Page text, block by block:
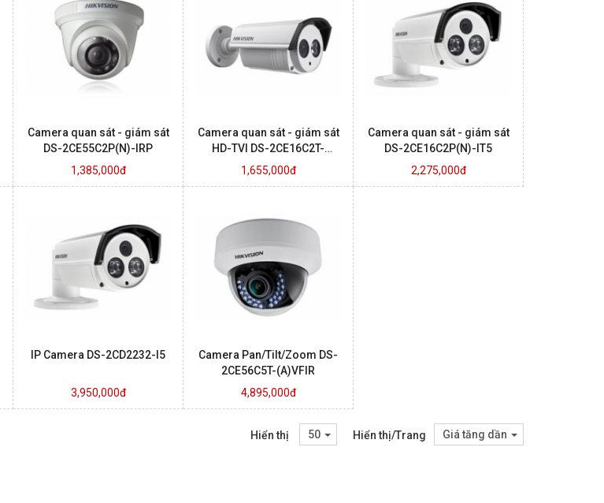
Camera quan sát - giám sát
DS-2CE55C2P(N)-IRP
1,385,000đ
Camera quan sát - giám sát
HD-TVI DS-2CE16C2T-
IT1.IT3
1,655,000đ
Camera quan sát - giám sát
DS-2CE16C2P(N)-IT5
2,275,000đ
IP Camera DS-2CD2232-I5
3,950,000đ
Camera Pan/Tilt/Zoom DS-
2CE56C5T-(A)VFIR
4,895,000đ
Giá tăng dần
Hiển thị 50 Hiển thị/Trang